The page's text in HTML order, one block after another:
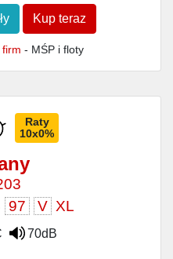
Kup teraz
- MŚP i floty
Raty
10x0%
97 V XL
70dB